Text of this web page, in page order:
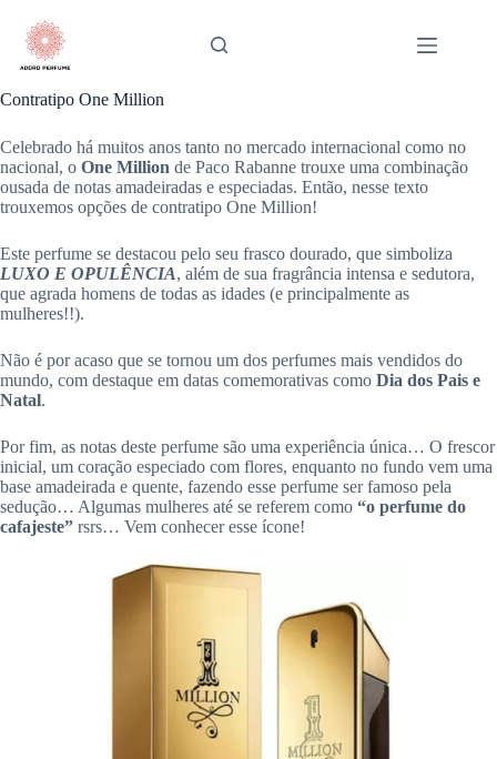
para
conteúdo
Contratipo One Million
Celebrado há muitos anos tanto no mercado internacional como no
nacional, o One Million de Paco Rabanne trouxe uma combinação
ousada de notas amadeiradas e especiadas. Então, nesse texto
trouxemos opções de contratipo One Million!
Este perfume se destacou pelo seu frasco dourado, que simboliza
LUXO E OPULÊNCIA, além de sua fragrância intensa e sedutora,
que agrada homens de todas as idades (e principalmente as
mulheres!!).
Não é por acaso que se tornou um dos perfumes mais vendidos do
mundo, com destaque em datas comemorativas como Dia dos Pais e
Natal.
Por fim, as notas deste perfume são uma experiência única… O frescor
inicial, um coração especiado com flores, enquanto no fundo vem uma
base amadeirada e quente, fazendo esse perfume ser famoso pela
sedução… Algumas mulheres até se referem como “o perfume do
cafajeste” rsrs… Vem conhecer esse ícone!